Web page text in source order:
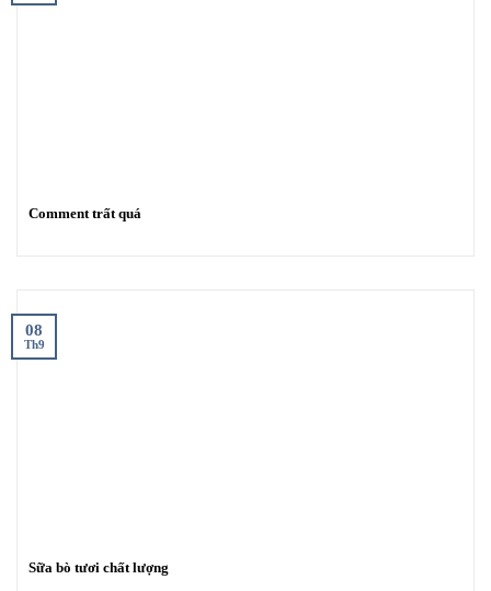
Comment trất quá
Sữa bò tươi chất lượng
08
Th9